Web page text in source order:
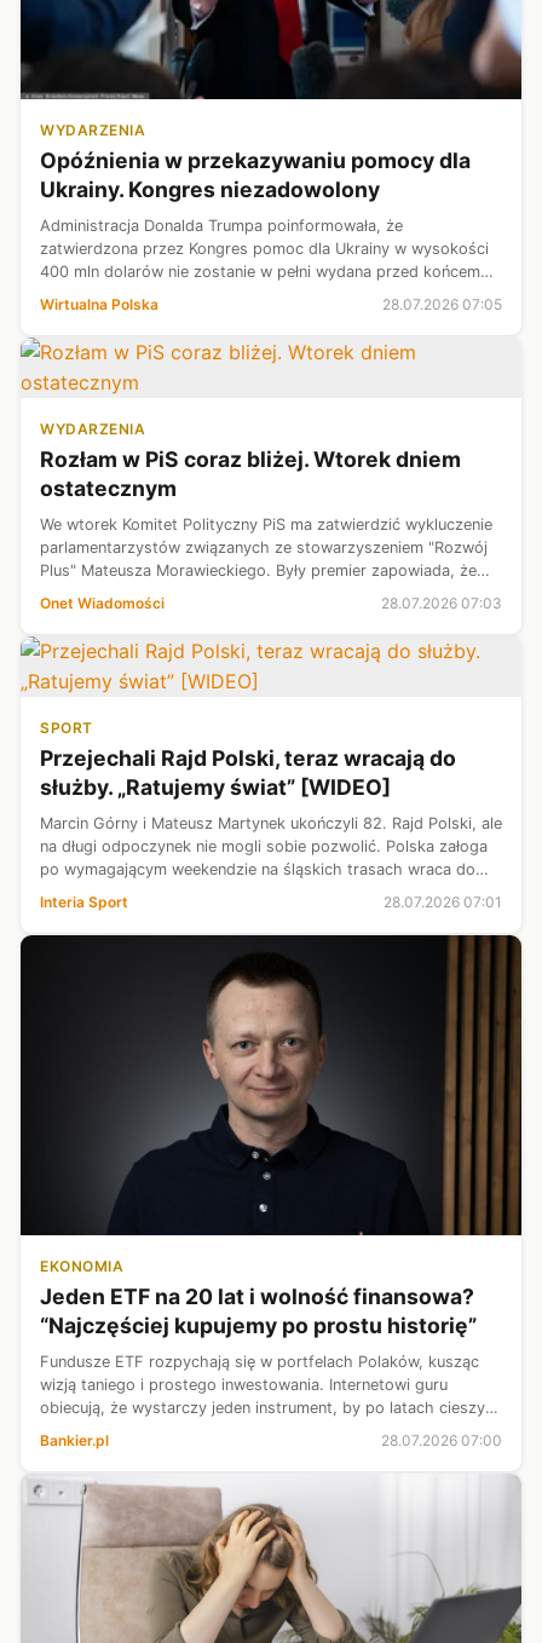
WYDARZENIA
Opóźnienia w przekazywaniu pomocy dla
Ukrainy. Kongres niezadowolony
Administracja Donalda Trumpa poinformowała, że
zatwierdzona przez Kongres pomoc dla Ukrainy w wysokości
400 mln dolarów nie zostanie w pełni wydana przed końcem
roku budżetowego 2029 - podała w poniedziałek agencja
Wirtualna Polska 28.07.2026 07:05
WYDARZENIA
Rozłam w PiS coraz bliżej. Wtorek dniem
ostatecznym
We wtorek Komitet Polityczny PiS ma zatwierdzić wykluczenie
parlamentarzystów związanych ze stowarzyszeniem "Rozwój
Plus" Mateusza Morawieckiego. Były premier zapowiada, że
jeśli do tego dojdzie, jego ludzie utworzą własny klub
Onet Wiadomości 28.07.2026 07:03
SPORT
Przejechali Rajd Polski, teraz wracają do
służby. „Ratujemy świat” [WIDEO]
Marcin Górny i Mateusz Martynek ukończyli 82. Rajd Polski, ale
na długi odpoczynek nie mogli sobie pozwolić. Polska załoga
po wymagającym weekendzie na śląskich trasach wraca do
codziennych obowiązków. Obaj łączą starty w rajdach ze
strażacką służbą.
Interia Sport 28.07.2026 07:01
EKONOMIA
Jeden ETF na 20 lat i wolność finansowa?
“Najczęściej kupujemy po prostu historię”
Fundusze ETF rozpychają się w portfelach Polaków, kusząc
wizją taniego i prostego inwestowania. Internetowi guru
obiecują, że wystarczy jeden instrument, by po latach cieszyć
się wolnością finansową, ale czy to naprawdę tak proste i
który instrument ...
Bankier.pl 28.07.2026 07:00